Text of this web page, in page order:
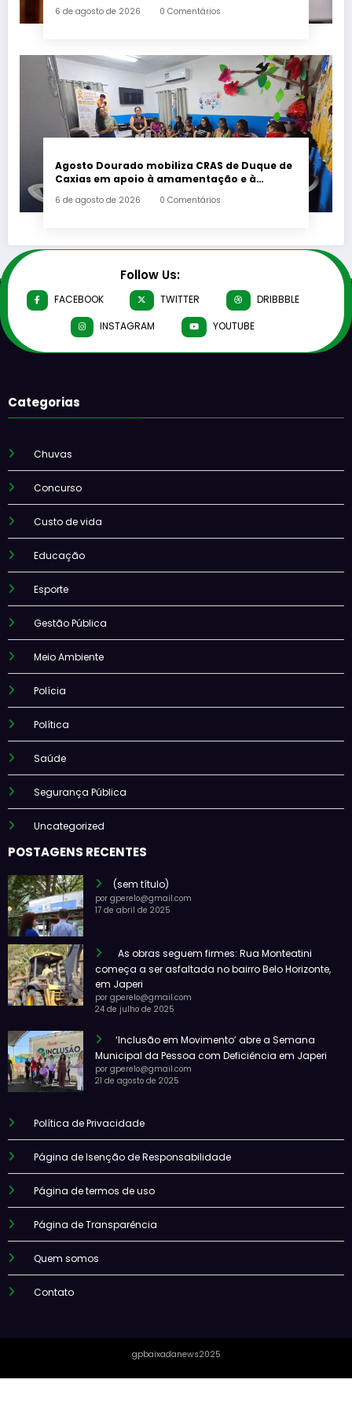
6 de agosto de 2026 0 Comentários
Agosto Dourado mobiliza CRAS de Duque de
Caxias em apoio à amamentação e à
6 de agosto de 2026 0 Comentários
Follow Us:
FACEBOOK TWITTER
DRIBBBLE
INSTAGRAM
YOUTUBE
Categorias
Chuvas
Concurso
Custo de vida
Educação
Esporte
Gestão Pública
Meio Ambiente
Polícia
Política
Saúde
Segurança Pública
Uncategorized
POSTAGENS RECENTES
(sem título)
por gperelo@gmail.com
17 de abril de 2025
As obras seguem firmes: Rua Monteatini
começa a ser asfaltada no bairro Belo Horizonte,
em Japeri
por gperelo@gmail.com
24 de julho de 2025
‘Inclusão em Movimento’ abre a Semana
Municipal da Pessoa com Deficiência em Japeri
por gperelo@gmail.com
21 de agosto de 2025
Política de Privacidade
Página de Isenção de Responsabilidade
Página de termos de uso
Página de Transparência
Quem somos
Contato
gpbaixadanews2025